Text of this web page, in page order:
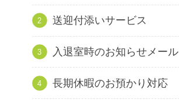
送迎付添いサービス
入退室時のお知らせメール
長期休暇のお預かり対応